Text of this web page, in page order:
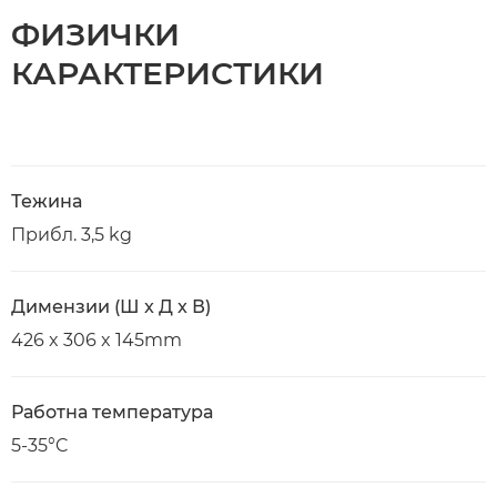
ФИЗИЧКИ
КАРАКТЕРИСТИКИ
Тежина
Прибл. 3,5 kg
Димензии (Ш x Д x В)
426 x 306 x 145mm
Работна температура
5-35°C